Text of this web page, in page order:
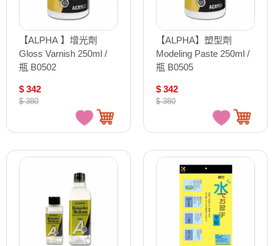
【ALPHA 】增光劑
Gloss Varnish 250ml /
瓶 B0502
$ 342
$ 380
【ALPHA】塑型劑
Modeling Paste 250ml /
瓶 B0505
$ 342
$ 380